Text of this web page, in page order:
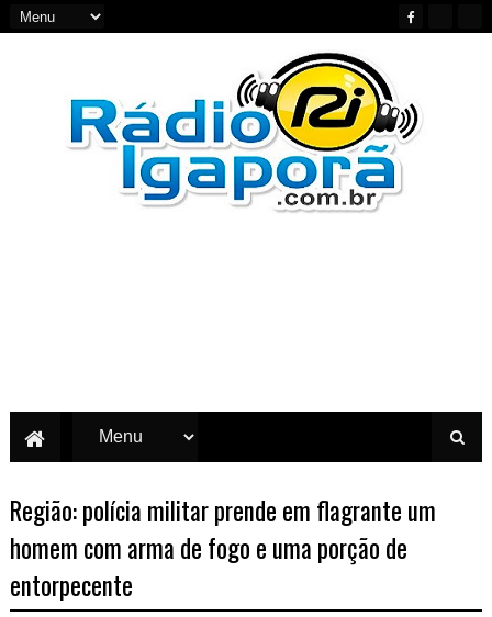
Região: polícia militar prende em flagrante um
homem com arma de fogo e uma porção de
entorpecente